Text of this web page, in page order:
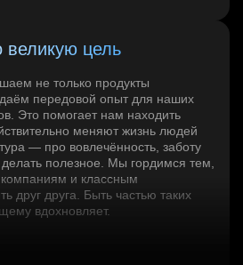
цель
не только продукты
передовой опыт для наших
Это помогает нам находить
меняют жизнь людей
— про вовлечённость, заботу
полезное. Мы гордимся тем,
и классным
друг друга. Быть частью таких
вдохновляет.